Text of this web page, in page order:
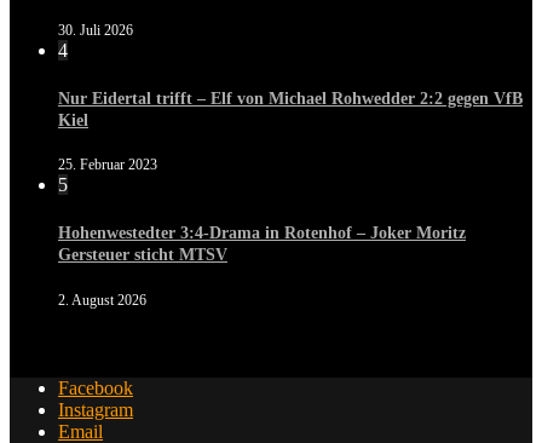
30. Juli 2026
4
Nur Eidertal trifft – Elf von Michael Rohwedder 2:2 gegen VfB
Kiel
25. Februar 2023
5
Hohenwestedter 3:4-Drama in Rotenhof – Joker Moritz
Gersteuer sticht MTSV
2. August 2026
Facebook
Instagram
Email